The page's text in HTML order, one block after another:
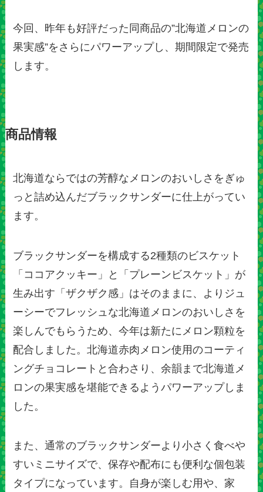
今回、昨年も好評だった同商品の”北海道メロンの
果実感”をさらにパワーアップし、期間限定で発売
します。
商品情報
北海道ならではの芳醇なメロンのおいしさをぎゅ
っと詰め込んだブラックサンダーに仕上がってい
ます。
ブラックサンダーを構成する2種類のビスケット
「ココアクッキー」と「プレーンビスケット」が
生み出す「ザクザク感」はそのままに、よりジュ
ーシーでフレッシュな北海道メロンのおいしさを
楽しんでもらうため、今年は新たにメロン顆粒を
配合しました。北海道赤肉メロン使用のコーティ
ングチョコレートと合わさり、余韻まで北海道メ
ロンの果実感を堪能できるようパワーアップしま
した。
また、通常のブラックサンダーより小さく食べや
すいミニサイズで、保存や配布にも便利な個包装
タイプになっています。自身が楽しむ用や、家